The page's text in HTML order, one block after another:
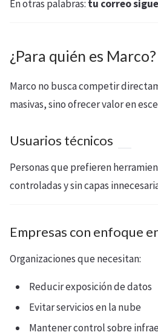
En otras palabras: tu correo
¿Para quién es Marco?
Marco no busca competir
masivas, sino ofrecer valor en
Usuarios técnicos
Personas que prefieren
controladas y sin capas
Empresas con enfoque
Organizaciones que necesitan:
Reducir exposición de datos
Evitar servicios en la nube
Mantener control sobre